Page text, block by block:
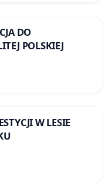
poprzeczki
ludzie, którym nie
bo ci ludzie teraz
im tak chore
a nie chciwi
na zaliczaniu ocen
Chciałabym
tak uprzywilejowany
na tle Europy
DO
POLSKIEJ
W LESIE